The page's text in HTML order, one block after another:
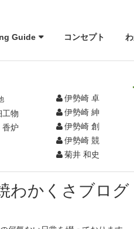
Guide コンセプト
工物
香炉
伊勢崎 卓
伊勢崎 紳
伊勢崎 創
伊勢崎 競
菊井 和史
わかくさブログ